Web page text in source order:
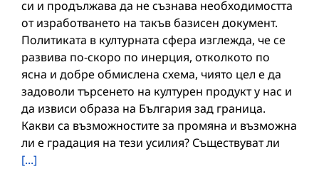
си и продължава да не съзнава необходимостта
от изработването на такъв базисен документ.
Политиката в културната сфера изглежда, че се
развива по-скоро по инерция, отколкото по
ясна и добре обмислена схема, чиято цел е да
задоволи търсенето на културен продукт у нас и
да извиси образа на България зад граница.
Какви са възможностите за промяна и възможна
ли е градация на тези усилия? Съществуват ли
[...]